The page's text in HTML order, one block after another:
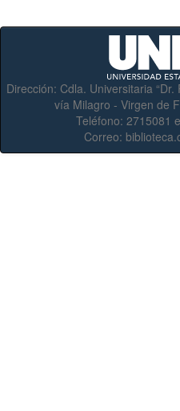
Dirección: Cdla. Universitaria
vía Milagro - Virgen de
Teléfono: 2715081
Correo: